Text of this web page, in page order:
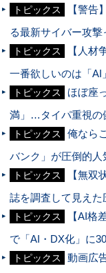
トピックス
【警告
る最新サイバー攻撃
トピックス
【人
一番欲しいのは「AI
トピックス
ほぼ座
満」…タイパ重視の
トピックス
俺なら
バンク」が圧倒的人
トピックス
【無双
誌を調査して見え
トピックス
【AI格
で「AI・DX化」に
トピックス
動画広